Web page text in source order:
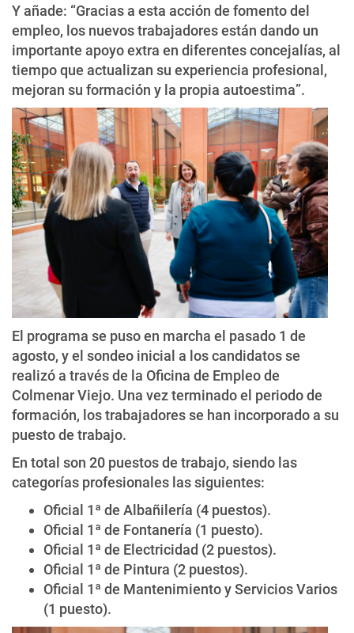
Y añade: “Gracias a esta acción de fomento del
empleo, los nuevos trabajadores están dando un
importante apoyo extra en diferentes concejalías, al
tiempo que actualizan su experiencia profesional,
mejoran su formación y la propia autoestima”.
El programa se puso en marcha el pasado 1 de
agosto, y el sondeo inicial a los candidatos se
realizó a través de la Oficina de Empleo de
Colmenar Viejo. Una vez terminado el periodo de
formación, los trabajadores se han incorporado a su
puesto de trabajo.
En total son 20 puestos de trabajo, siendo las
categorías profesionales las siguientes:
Oficial 1ª de Albañilería (4 puestos).
Oficial 1ª de Fontanería (1 puesto).
Oficial 1ª de Electricidad (2 puestos).
Oficial 1ª de Pintura (2 puestos).
Oficial 1ª de Mantenimiento y Servicios Varios
(1 puesto).